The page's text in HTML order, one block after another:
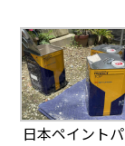
日本ペイント